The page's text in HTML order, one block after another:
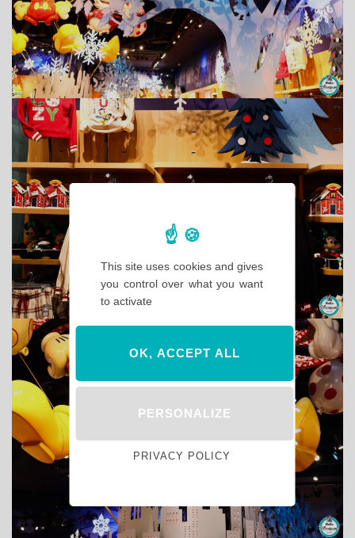
This site uses cookies and gives
you control over what you want
to activate
OK, ACCEPT ALL
PERSONALIZE
PRIVACY POLICY